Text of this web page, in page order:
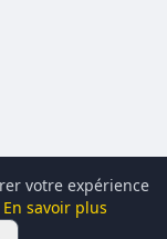
votre expérience
En savoir plus